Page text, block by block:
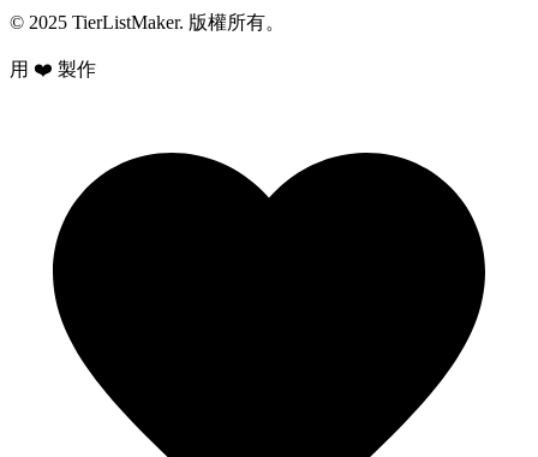
© 2025 TierListMaker. 版權所有。
用 ❤️ 製作